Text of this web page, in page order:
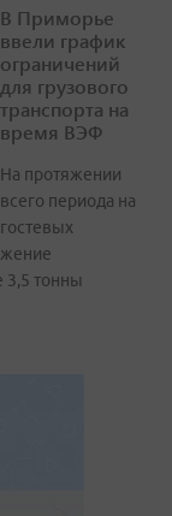
В Приморье
ввели график
ограничений
для грузового
транспорта на
время ВЭФ
На протяжении
всего периода на
гостевых
3,5 тонны